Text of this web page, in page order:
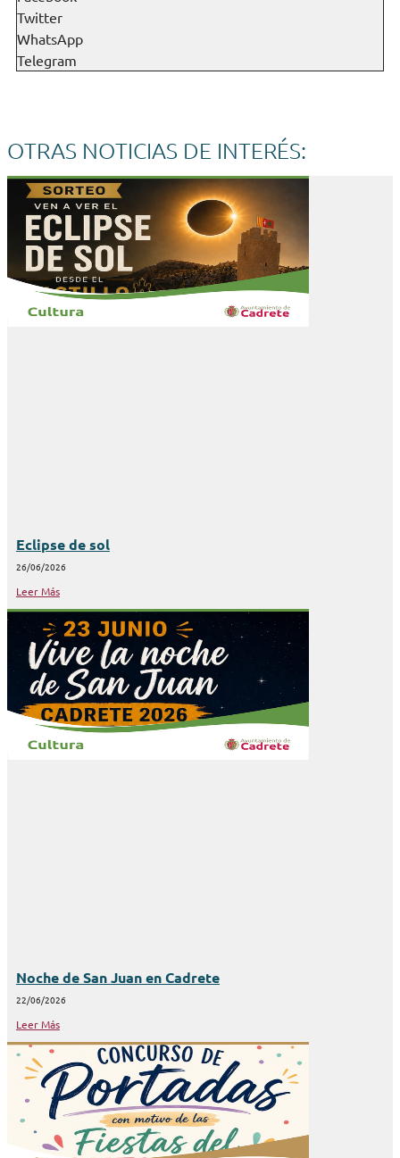
Twitter
WhatsApp
Telegram
OTRAS NOTICIAS DE INTERÉS:
Eclipse de sol
26/06/2026
Leer Más
Noche de San Juan en Cadrete
22/06/2026
Leer Más